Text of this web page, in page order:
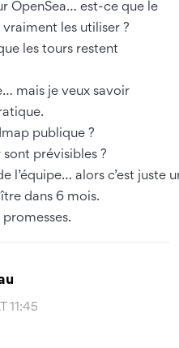
OpenSea… est-ce que le
les utiliser ?
les tours restent
mais je veux savoir
publique ?
sont prévisibles ?
l’équipe… alors c’est juste
dans 6 mois.
11:45